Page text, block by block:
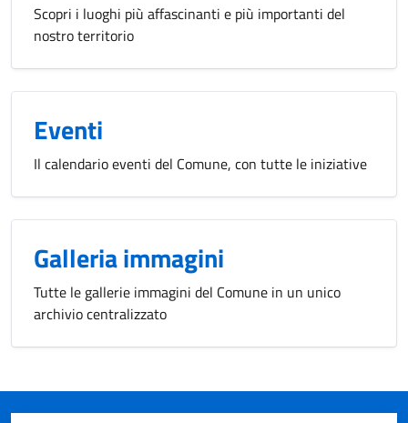
Scopri i luoghi più affascinanti e più importanti del
nostro territorio
Eventi
Il calendario eventi del Comune, con tutte le iniziative
Galleria immagini
Tutte le gallerie immagini del Comune in un unico
archivio centralizzato